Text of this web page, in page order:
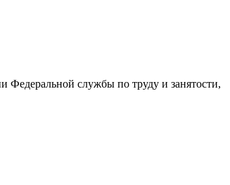
Федеральной службы по труду и занятости,